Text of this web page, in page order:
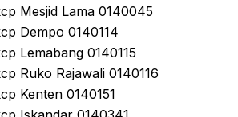
Mesjid Lama 0140045
Dempo 0140114
Lemabang 0140115
Ruko Rajawali 0140116
Kenten 0140151